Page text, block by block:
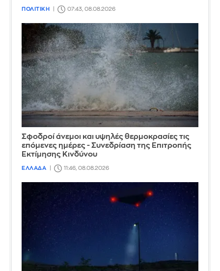
ΠΟΛΙΤΙΚΗ 07:43, 08.08.2026
Σφοδροί άνεμοι και υψηλές θερμοκρασίες τις
επόμενες ημέρες - Συνεδρίαση της Επιτροπής
Εκτίμησης Κινδύνου
ΕΛΛΑΔΑ 11:46, 08.08.2026